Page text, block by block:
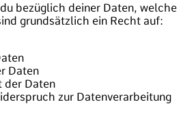
bezüglich deiner Daten, welche
grundsätzlich ein Recht auf:
Daten
der Daten
zur Datenverarbeitung